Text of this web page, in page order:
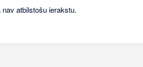
nav atbilstošu ierakstu.